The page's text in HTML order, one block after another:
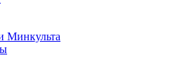
Минкульта